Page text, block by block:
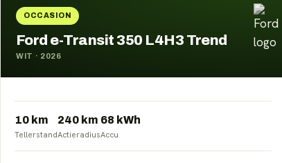
OCCASION
Ford e-Transit 350 L4H3 Trend
WIT · 2026
10 km
Tellerstand
240 km
Actieradius
68 kWh
Accu